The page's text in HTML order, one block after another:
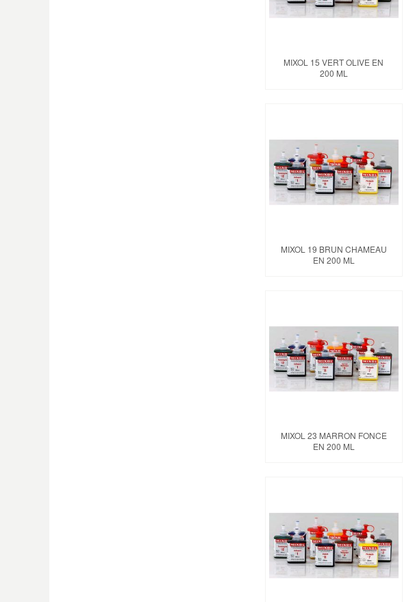
MIXOL 15 VERT OLIVE EN
200 ML
MIXOL 19 BRUN CHAMEAU
EN 200 ML
MIXOL 23 MARRON FONCE
EN 200 ML